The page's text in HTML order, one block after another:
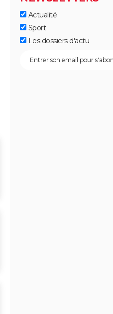
Actualité
Sport
Les dossiers d'actu